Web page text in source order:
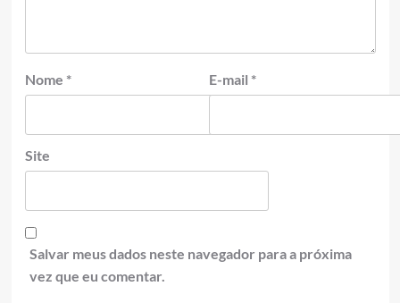
Nome * E-mail *
Site
Salvar meus dados neste navegador para a próxima
vez que eu comentar.